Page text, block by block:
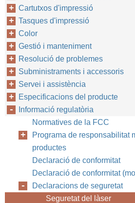
Cartutxos d'impressió
Tasques d'impressió
Color
Gestió i manteniment
Resolució de problemes
Subministraments i accessoris
Servei i assistència
Especificacions del producte
Informació regulatòria
Normatives de la FCC
Programa de responsabilitat
productes
Declaració de conformitat
Declaració de conformitat
Declaracions de seguretat
Seguretat del làser